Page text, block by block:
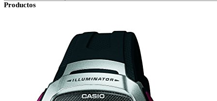
Productos